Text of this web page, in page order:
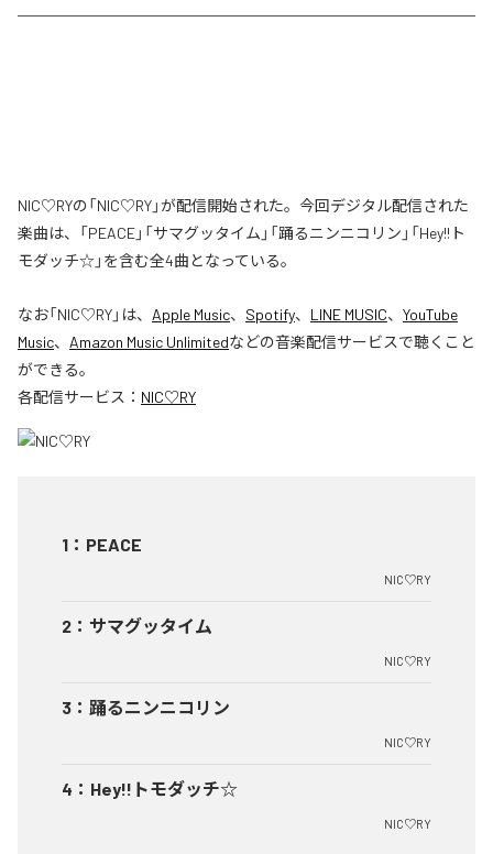
NIC♡RYの「NIC♡RY」が配信開始された。今回デジタル配信された
楽曲は、「PEACE」「サマグッタイム」「踊るニンニコリン」「Hey!!ト
モダッチ☆」を含む全4曲となっている。
なお「NIC♡RY」は、 Apple Music、 Spotify、 LINE MUSIC、 YouTube
Music、 Amazon Music Unlimitedなどの音楽配信サービスで聴くこと
ができる。
各配信サービス： NIC♡RY
1 ： PEACE
NIC♡RY
2 ： サマグッタイム
NIC♡RY
3 ： 踊るニンニコリン
NIC♡RY
4 ： Hey!!トモダッチ☆
NIC♡RY